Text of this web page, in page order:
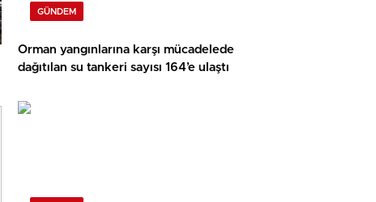
GÜNDEM
Orman yangınlarına karşı mücadelede
dağıtılan su tankeri sayısı 164’e ulaştı